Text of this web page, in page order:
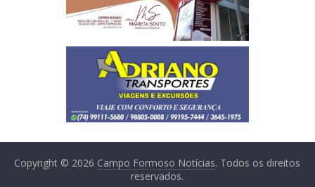
Copyright © 2026 Campo Formoso Notícias. Todos os direitos
reservados.